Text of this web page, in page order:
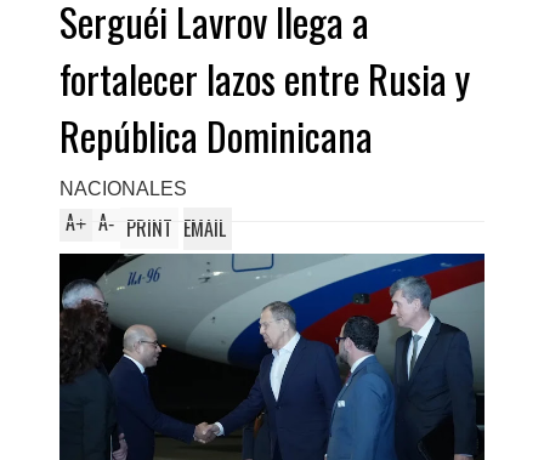
Serguéi Lavrov llega a
fortalecer lazos entre Rusia y
República Dominicana
NACIONALES
A+ A- PRINT EMAIL